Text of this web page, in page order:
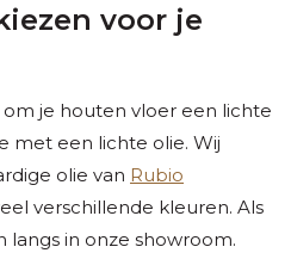
voor je
je houten vloer een lichte
met een lichte olie. Wij
olie van Rubio
verschillende kleuren. Als
langs in onze showroom.